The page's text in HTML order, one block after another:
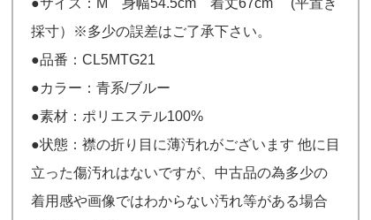
採寸）※多少の誤差はご了承下さい。
●品番：CL5MTG21
●カラー：青系/ブルー
●素材：ポリエステル100%
●状態：襟の折り目に薄汚れがございます 他に目
立った傷汚れはないですが、中古品の為多少の
着用感や画像ではわからない汚れ等がある場合